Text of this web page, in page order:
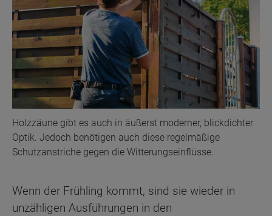
Holzzäune gibt es auch in äußerst moderner, blickdichter
Optik. Jedoch benötigen auch diese regelmäßige
Schutzanstriche gegen die Witterungseinflüsse.
Wenn der Frühling kommt, sind sie wieder in
unzähligen Ausführungen in den